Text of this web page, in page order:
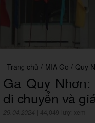
Trang chủ / MIA Go / Quy
Ga Quy
di chuyển và
29.04.2024 44,049 lượt xem